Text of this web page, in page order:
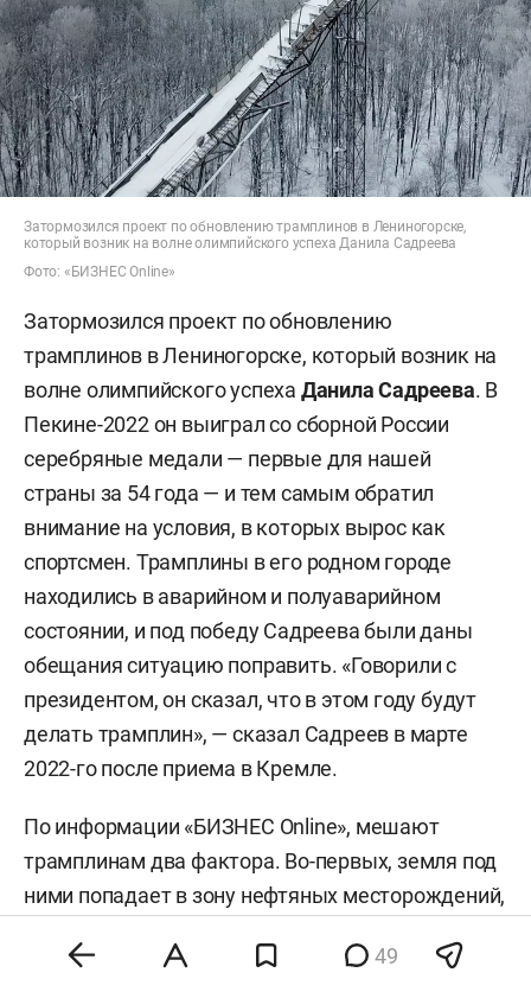
Затормозился проект по обновлению трамплинов в Лениногорске,
который возник на волне олимпийского успеха Данила Садреева
Фото: «БИЗНЕС Online»
Затормозился проект по обновлению
трамплинов в Лениногорске, который возник на
волне олимпийского успеха Данила Садреева. В
Пекине-2022 он выиграл со сборной России
серебряные медали — первые для нашей
страны за 54 года — и тем самым обратил
внимание на условия, в которых вырос как
спортсмен. Трамплины в его родном городе
находились в аварийном и полуаварийном
состоянии, и под победу Садреева были даны
обещания ситуацию поправить. «Говорили с
президентом, он сказал, что в этом году будут
делать трамплин», — сказал Садреев в марте
2022-го после приема в Кремле.
По информации «БИЗНЕС Online», мешают
трамплинам два фактора. Во-первых, земля под
ними попадает в зону нефтяных месторождений,
«Основная проблема — титул земли», — говорил
49